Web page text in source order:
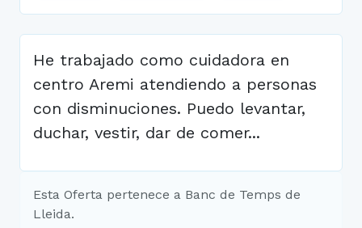
He trabajado como cuidadora en
centro Aremi atendiendo a personas
con disminuciones. Puedo levantar,
duchar, vestir, dar de comer...
Esta Oferta pertenece a Banc de Temps de
Lleida.